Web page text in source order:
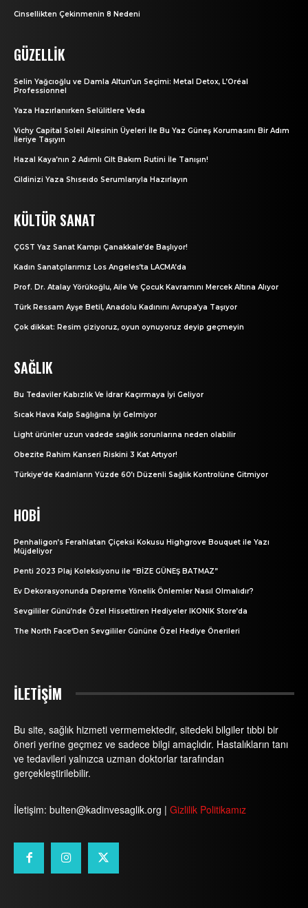
Cinsellikten Çekinmenin 8 Nedeni
GÜZELLIK
Selin Yağcıoğlu ve Damla Altun’un Seçimi: Metal Detox, L’Oréal
Professionnel
Yaza Hazırlanırken Selülitlere Veda
Vichy Capital Soleil Ailesinin Üyeleri İle Bu Yaz Güneş Korumasını Bir Adım
İleriye Taşıyın
Hazal Kaya’nın 2 Adımlı Cilt Bakım Rutini İle Tanışın!
Cildinizi Yaza Shıseıdo Serumlarıyla Hazırlayın
KÜLTÜR SANAT
ÇGST Yaz Sanat Kampı Çanakkale’de Başlıyor!
Kadın Sanatçılarımız Los Angeles’ta LACMA’da
Prof. Dr. Atalay Yörükoğlu, Aile Ve Çocuk Kavramını Mercek Altına Alıyor
Türk Ressam Ayşe Betil, Anadolu Kadınını Avrupa’ya Taşıyor
Çok dikkat: Resim çiziyoruz, oyun oynuyoruz deyip geçmeyin
SAĞLIK
Bu Tedaviler Kabızlık Ve İdrar Kaçırmaya İyi Geliyor
Sıcak Hava Kalp Sağlığına İyi Gelmiyor
Light ürünler uzun vadede sağlık sorunlarına neden olabilir
Obezite Rahim Kanseri Riskini 3 Kat Artıyor!
Türkiye’de Kadınların Yüzde 60’ı Düzenli Sağlık Kontrolüne Gitmiyor
HOBI
Penhaligon’s Ferahlatan Çiçeksi Kokusu Highgrove Bouquet ile Yazı
Müjdeliyor
Penti 2023 Plaj Koleksiyonu ile “BİZE GÜNEŞ BATMAZ”
Ev Dekorasyonunda Depreme Yönelik Önlemler Nasıl Olmalıdır?
Sevgililer Günü’nde Özel Hissettiren Hediyeler IKONIK Store’da
The North Face‘Den Sevgililer Gününe Özel Hediye Önerileri
İLETİŞİM
Bu site, sağlık hizmeti vermemektedir, sitedeki bilgiler tıbbi bir
öneri yerine geçmez ve sadece bilgi amaçlıdır. Hastalıkların tanı
ve tedavileri yalnızca uzman doktorlar tarafından
gerçekleştirilebilir.
İletişim: bulten@kadinvesaglik.org | Gizlilik Politikamız